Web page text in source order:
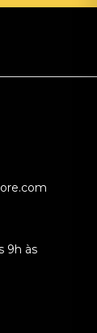
9h às